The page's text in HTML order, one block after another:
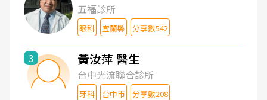
五福診所
眼科 宜蘭縣 分享數542
3 黃汝萍 醫生
台中光流聯合診所
牙科 台中市 分享數208